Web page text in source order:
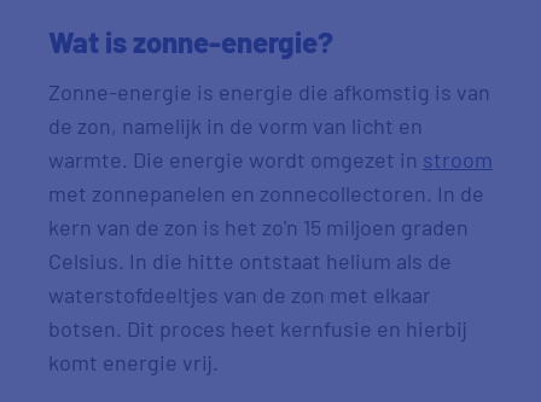
Wat is zonne-energie?
Zonne-energie is energie die afkomstig is van
de zon, namelijk in de vorm van licht en
warmte. Die energie wordt omgezet in stroom
met zonnepanelen en zonnecollectoren. In de
kern van de zon is het zo'n 15 miljoen graden
Celsius. In die hitte ontstaat helium als de
waterstofdeeltjes van de zon met elkaar
botsen. Dit proces heet kernfusie en hierbij
komt energie vrij.